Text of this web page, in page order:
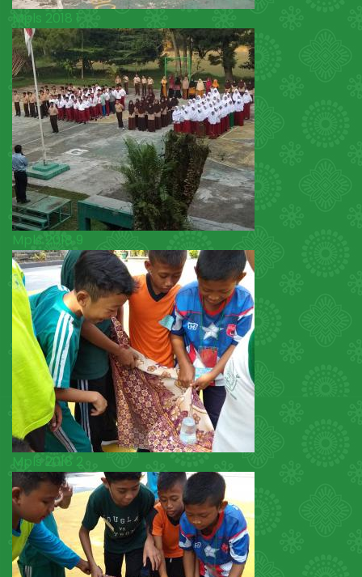
Mpls 2018 1
Mpls 2018 9
Mpls 2018 2